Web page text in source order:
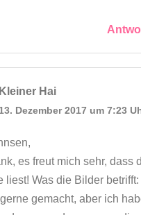
Kleiner Hai
13. Dezember 2017 um 7:23
es freut mich sehr, dass
liest! Was die Bilder betrifft:
gemacht, aber ich